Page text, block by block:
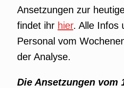
Ansetzungen zur
findet ihr hier. Alle Infos
Personal vom
der Analyse.
Die Ansetzungen vom